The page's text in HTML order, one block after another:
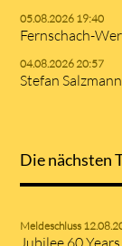
05.08.2026 19:40
Fernschach-
04.08.2026 20:57
Stefan
Die nächsten
Meldeschluss